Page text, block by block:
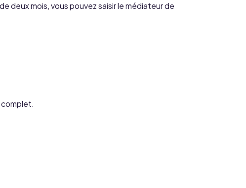
deux mois, vous pouvez saisir le médiateur de
complet.